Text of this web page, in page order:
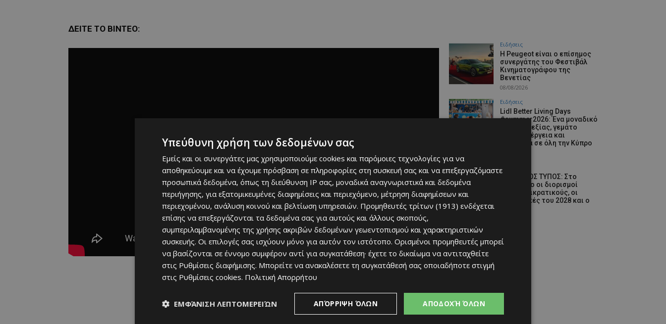
ΔΕΙΤΕ ΤΟ ΒΙΝΤΕΟ:
Ειδήσεις
Η Peugeot είναι ο επίσημος
συνεργάτης του Φεστιβάλ
Κινηματογράφου της
Βενετίας
08/08/2026
Ειδήσεις
Lidl Better Living Days
#summer2026: Ένα μοναδικό
ταξίδι ευεξίας, γεμάτο
γεύση, ενέργεια και
χαμόγελα σε όλη την Κύπρο
ΚΥΠΡΙΑΚΟΣ ΤΥΠΟΣ: Στο
επίκεντρο οι διορισμοί
στους ημικρατικούς, οι
Προεδρικές του 2028 και ο
Υπεύθυνη χρήση των δεδομένων σας
Εμείς και οι συνεργάτες μας χρησιμοποιούμε cookies και παρόμοιες τεχνολογίες για να
αποθηκεύουμε και να έχουμε πρόσβαση σε πληροφορίες στη συσκευή σας και να επεξεργαζόμαστε
προσωπικά δεδομένα, όπως τη διεύθυνση IP σας, μοναδικά αναγνωριστικά και δεδομένα
περιήγησης, για εξατομικευμένες διαφημίσεις και περιεχόμενο, μέτρηση διαφημίσεων και
περιεχομένου, ανάλυση κοινού και βελτίωση υπηρεσιών. Προμηθευτές τρίτων (1913) ενδέχεται
επίσης να επεξεργάζονται τα δεδομένα σας για αυτούς και άλλους σκοπούς,
συμπεριλαμβανομένης της χρήσης ακριβών δεδομένων γεωεντοπισμού και χαρακτηριστικών
συσκευής. Οι επιλογές σας ισχύουν μόνο για αυτόν τον ιστότοπο. Ορισμένοι προμηθευτές μπορεί
να βασίζονται σε έννομο συμφέρον αντί για συγκατάθεση· έχετε το δικαίωμα να αντιταχθείτε
στις Ρυθμίσεις διαφήμισης. Μπορείτε να ανακαλέσετε τη συγκατάθεσή σας οποιαδήποτε στιγμή
στις Ρυθμίσεις cookies. Πολιτική Απορρήτου
ΑΠΟΔΟΧΉ ΌΛΩΝ
ΑΠΌΡΡΙΨΗ ΌΛΩΝ
ΕΜΦΆΝΙΣΗ ΛΕΠΤΟΜΕΡΕΙΏΝ